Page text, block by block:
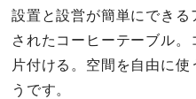
設置と設営が簡単にでき
されたコーヒーテーブル
片付ける。空間を自由に
うです。